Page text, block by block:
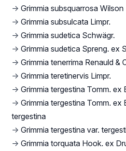
→ Grimmia subsquarrosa Wilson
→ Grimmia subsulcata Limpr.
→ Grimmia sudetica Schwägr.
→ Grimmia sudetica Spreng. ex
→ Grimmia tenerrima Renauld &
→ Grimmia teretinervis Limpr.
→ Grimmia tergestina Tomm. ex
→ Grimmia tergestina Tomm. ex
tergestina
→ Grimmia tergestina var.
→ Grimmia torquata Hook. ex